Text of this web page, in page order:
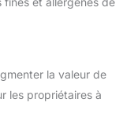
la valeur de
les propriétaires à